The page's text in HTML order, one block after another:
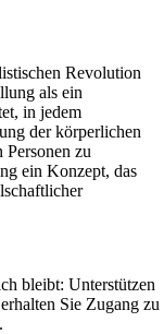
Revolution
als ein
in jedem
der körperlichen
zu
ein Konzept, das
bleibt: Unterstützen
Sie Zugang zu